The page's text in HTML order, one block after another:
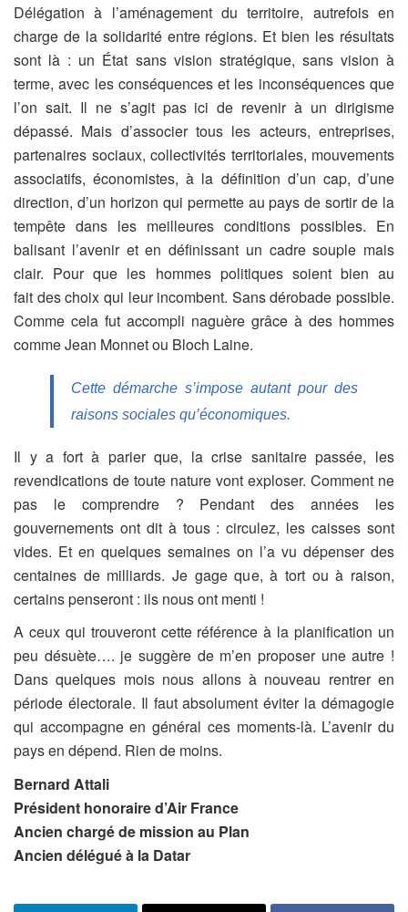
Délégation à l’aménagement du territoire, autrefois en
charge de la solidarité entre régions. Et bien les résultats
sont là : un État sans vision stratégique, sans vision à
terme, avec les conséquences et les inconséquences que
l’on sait. Il ne s’agit pas ici de revenir à un dirigisme
dépassé. Mais d’associer tous les acteurs, entreprises,
partenaires sociaux, collectivités territoriales, mouvements
associatifs, économistes, à la définition d’un cap, d’une
direction, d’un horizon qui permette au pays de sortir de la
tempête dans les meilleures conditions possibles. En
balisant l’avenir et en définissant un cadre souple mais
clair. Pour que les hommes politiques soient bien au
fait des choix qui leur incombent. Sans dérobade possible.
Comme cela fut accompli naguère grâce à des hommes
comme Jean Monnet ou Bloch Laine.
Cette démarche s’impose autant pour des
raisons sociales qu’économiques.
Il y a fort à parier que, la crise sanitaire passée, les
revendications de toute nature vont exploser. Comment ne
pas le comprendre ? Pendant des années les
gouvernements ont dit à tous : circulez, les caisses sont
vides. Et en quelques semaines on l’a vu dépenser des
centaines de milliards. Je gage que, à tort ou à raison,
certains penseront : ils nous ont menti !
A ceux qui trouveront cette référence à la planification un
peu désuète…. je suggère de m’en proposer une autre !
Dans quelques mois nous allons à nouveau rentrer en
période électorale. Il faut absolument éviter la démagogie
qui accompagne en général ces moments-là. L’avenir du
pays en dépend. Rien de moins.
Bernard Attali
Président honoraire d’Air France
Ancien chargé de mission au Plan
Ancien délégué à la Datar